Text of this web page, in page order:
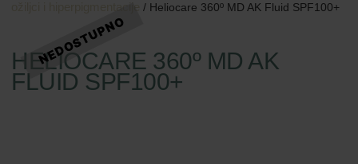
/ Heliocare 360º MD AK Fluid SPF100+
HELIOCARE 360º MD AK
FLUID SPF100+